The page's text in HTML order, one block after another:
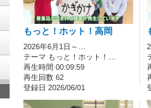
もっと！ホット！高岡
2026年6月1日～…
テーマ もっと！ホット！…
再生時間 00:09:59
再生回数 62
登録日 2026/06/01